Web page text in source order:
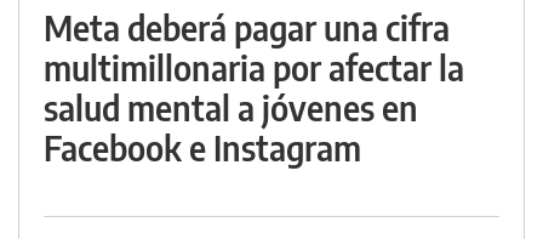
Meta deberá pagar una cifra
multimillonaria por afectar la
salud mental a jóvenes en
Facebook e Instagram